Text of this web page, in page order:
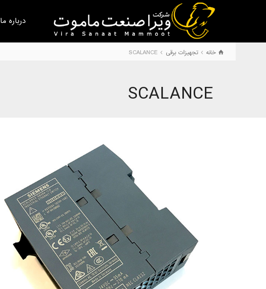
درباره ما
خانه تجهیزات برقی SCALANCE
SCALANCE